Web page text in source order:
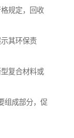
规定，回收
其环保责
复合材料或
组成部分，促